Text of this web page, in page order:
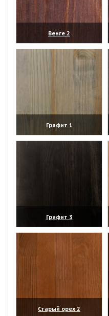
Венге 2
(увеличить)
Графит 1
(увеличить)
Графит 3
(увеличить)
Старый орех 2